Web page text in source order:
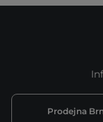
Prodejna